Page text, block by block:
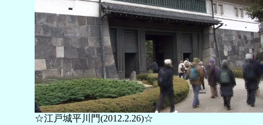
☆江戸城平川門(2012.2.26)☆